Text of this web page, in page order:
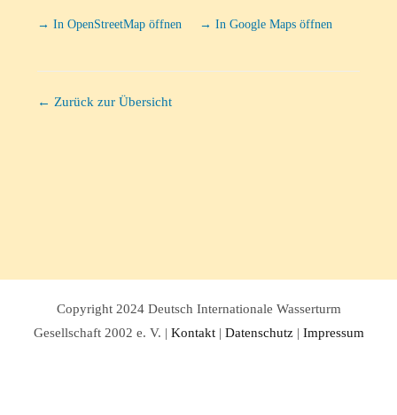
→ In OpenStreetMap öffnen → In Google Maps öffnen
← Zurück zur Übersicht
Copyright 2024 Deutsch Internationale Wasserturm
Gesellschaft 2002 e. V. | Kontakt| Datenschutz| Impressum